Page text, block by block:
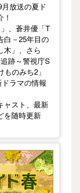
放送の夏ド
、蒼井優「T
白－25年目の
木」、さら
跡～警視庁S
のみち2」
ラマの情報
ャスト、最新
を随時更新